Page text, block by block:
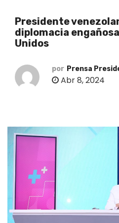
Presidente
diplomacia
Unidos
por Prensa
Abr 8, 2024